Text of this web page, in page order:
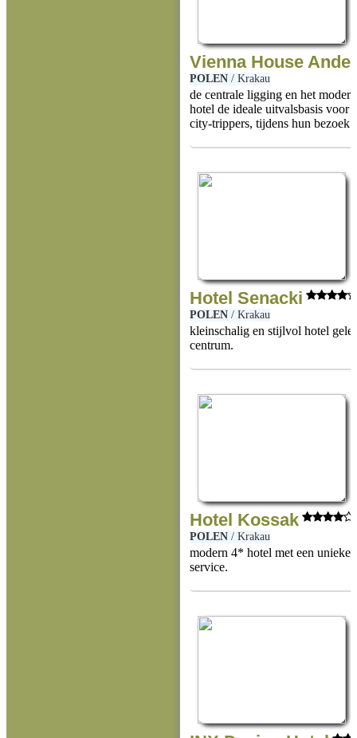
Vienna House
POLEN/ Krakau
de centrale ligging en het
hotel de ideale uitvalsbasis voor
city-trippers, tijdens hun bezoek
Hotel Senacki
POLEN/ Krakau
kleinschalig en stijlvol hotel
centrum.
Hotel Kossak
POLEN/ Krakau
modern 4* hotel met een unieke
service.